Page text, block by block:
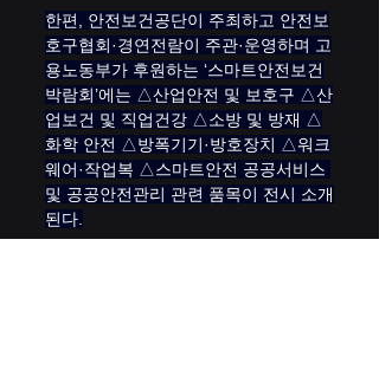
한편, 안전보건공단이 주최하고 안전보
호구협회·경연전람이 주관·운영하며 고
용노동부가 후원하는 ‘스마트안전보건
박람회’에는 △산업안전 및 보호구 △산
업보건 및 직업건강 △소방 및 방재 △
화학 안전 △방폭기기·방호장치 △워크
웨어·작업복 △스마트안전 공공서비스
및 공공안전관리 관련 품목이 전시 소개
된다.